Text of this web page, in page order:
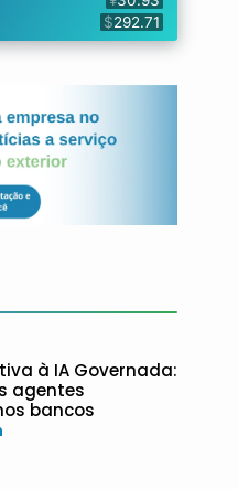
à IA Governada:
agentes
bancos